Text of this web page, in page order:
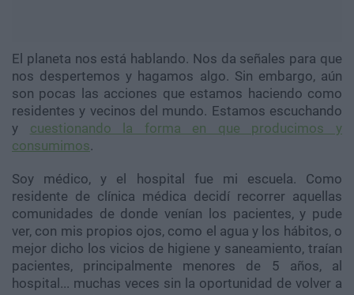
El planeta nos está hablando. Nos da señales para que
nos despertemos y hagamos algo. Sin embargo, aún
son pocas las acciones que estamos haciendo como
residentes y vecinos del mundo. Estamos escuchando
y cuestionando la forma en que producimos y
consumimos.
Soy médico, y el hospital fue mi escuela. Como
residente de clínica médica decidí recorrer aquellas
comunidades de donde venían los pacientes, y pude
ver, con mis propios ojos, como el agua y los hábitos, o
mejor dicho los vicios de higiene y saneamiento, traían
pacientes, principalmente menores de 5 años, al
hospital... muchas veces sin la oportunidad de volver a